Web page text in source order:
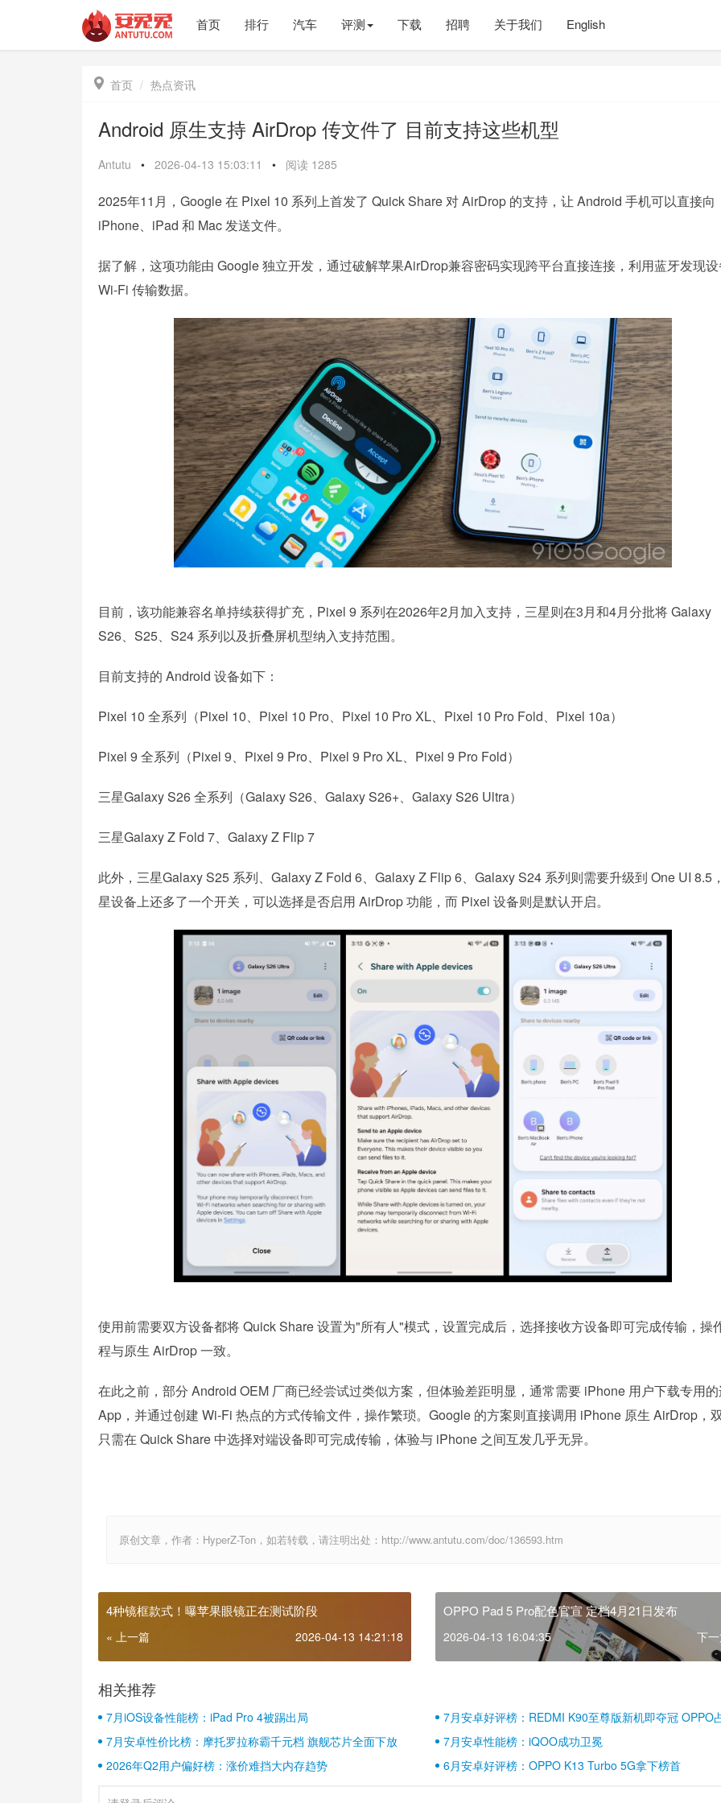
首页 排行 汽车 评测 下载 招聘 关于我们 English
 首页 热点资讯
Android 原生支持 AirDrop 传文件了 目前支持这些机型
Antutu • 2026-04-13 15:03:11 • 阅读 1285
2025年11月，Google 在 Pixel 10 系列上首发了 Quick Share 对 AirDrop 的支持，让 Android 手机可以直接向
iPhone、iPad 和 Mac 发送文件。
据了解，这项功能由 Google 独立开发，通过破解苹果AirDrop兼容密码实现跨平台直接连接，利用蓝牙发现
Wi-Fi 传输数据。
目前，该功能兼容名单持续获得扩充，Pixel 9 系列在2026年2月加入支持，三星则在3月和4月分批将 Galaxy
S26、S25、S24 系列以及折叠屏机型纳入支持范围。
目前支持的 Android 设备如下：
Pixel 10 全系列（Pixel 10、Pixel 10 Pro、Pixel 10 Pro XL、Pixel 10 Pro Fold、Pixel 10a）
Pixel 9 全系列（Pixel 9、Pixel 9 Pro、Pixel 9 Pro XL、Pixel 9 Pro Fold）
三星Galaxy S26 全系列（Galaxy S26、Galaxy S26+、Galaxy S26 Ultra）
三星Galaxy Z Fold 7、Galaxy Z Flip 7
此外，三星Galaxy S25 系列、Galaxy Z Fold 6、Galaxy Z Flip 6、Galaxy S24 系列则需要升级到 One UI 8.5
星设备上还多了一个开关，可以选择是否启用 AirDrop 功能，而 Pixel 设备则是默认开启。
使用前需要双方设备都将 Quick Share 设置为"所有人"模式，设置完成后，选择接收方设备即可完成传输，操
程与原生 AirDrop 一致。
在此之前，部分 Android OEM 厂商已经尝试过类似方案，但体验差距明显，通常需要 iPhone 用户下载专用
App，并通过创建 Wi-Fi 热点的方式传输文件，操作繁琐。Google 的方案则直接调用 iPhone 原生 AirDrop，
只需在 Quick Share 中选择对端设备即可完成传输，体验与 iPhone 之间互发几乎无异。
原创文章，作者：HyperZ-Ton，如若转载，请注明出处：http://www.antutu.com/doc/136593.htm
4种镜框款式！曝苹果眼镜正在测试阶段
« 上一篇 2026-04-13 14:21:18
OPPO Pad 5 Pro配色官宣 定档4月21日发布
2026-04-13 16:04:35 下
相关推荐
7月iOS设备性能榜：iPad Pro 4被踢出局
7月安卓好评榜：REDMI K90至尊版新机即夺冠 OPPO
壁江山
7月安卓性价比榜：摩托罗拉称霸千元档 旗舰芯片全面下放
7月安卓性能榜：iQOO成功卫冕
2026年Q2用户偏好榜：涨价难挡大内存趋势
6月安卓好评榜：OPPO K13 Turbo 5G拿下榜首